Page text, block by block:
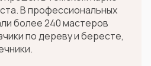
В профессиональных
более 240 мастеров
по дереву и бересте,